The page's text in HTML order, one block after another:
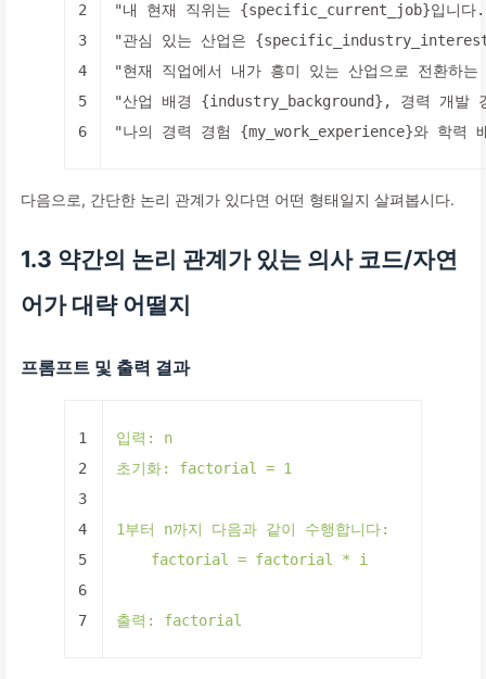
2
3
4
5
6
"내 현재 직위는 {specific_current_job}입니다
"관심 있는 산업은
"현재 직업에서 내가 흥미 있는 산업으로 전
"산업 배경 {industry_background}, 경력 개발
"나의 경력 경험 {my_work_experience}와 학력
다음으로, 간단한 논리 관계가 있다면 어떤 형태일지 살펴봅시다.
1.3 약간의 논리 관계가 있는 의사 코드/자연
어가 대략 어떨지
프롬프트 및 출력 결과
1
2
3
4
5
6
7
입력:
n
초기화:
factorial = 1
1부터 n까지 다음과 같이
수행합니다:
factorial
= factorial * i
출력: factorial